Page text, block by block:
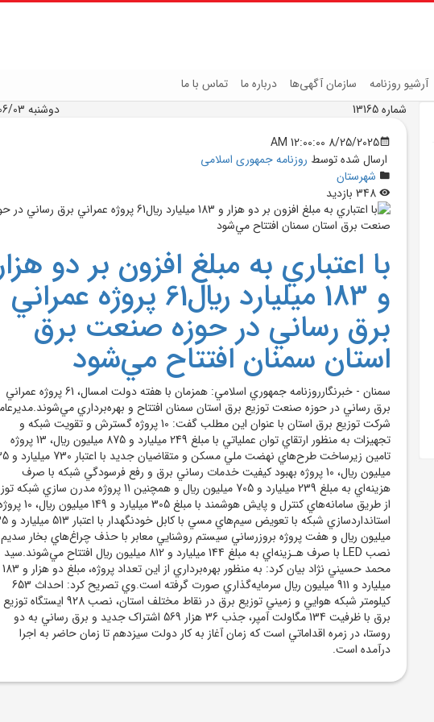
آرشیو روزنامه سازمان آگهی‌ها درباره ما تماس با ما
شماره 13165
دوشنبه 1404/06/03
8/25/2025 12:00:00 AM
ارسال شده توسط روزنامه جمهوری اسلامی
شهرستان
با اعتباري به مبلغ افزون بر دو
و 183 ميليارد ريال61 پروژه عمراني
برق رساني در حوزه صنعت برق
استان سمنان افتتاح مي‌شود
سمنان - خبرنگارروزنامه جمهوري اسلامي: همزمان با هفته دولت امسال، 61 پروژه عمراني
برق رساني در حوزه صنعت توزيع برق استان سمنان افتتاح و بهره‌برداري
شرکت توزيع برق استان با عنوان اين مطلب گفت: 10 پروژه گسترش و تقويت شبکه و
تجهيزات به منظور ارتقاي توان عملياتي با مبلغ 249 ميليارد و 875 ميليون ريال، 13 پروژه
تامين زيرساخت طرح‌هاي
ميليون ريال، 10 پروژه بهبود کيفيت خدمات رساني برق و رفع فرسودگي شبکه با صرف
هزينه‌اي به مبلغ 239 ميليارد و 705 ميليون ريال و همچنين 11 پروژه مدرن سازي
از طريق سامانه‌هاي کنترل و پايش هوشمند با مبلغ 305 ميليارد و 149
استانداردسازي شبکه با
ميليون ريال و هفت پروژه بروزرساني سيستم روشنايي معابر با حذف چراغ‌هاي بخار
نصب LED با صرف هـزينه‌اي به مبلغ 144 ميليارد و 812 ميليون ريال افتتاح مي‌شوند.سيد
محمد حسيني نژاد بيان کرد: به منظور بهره‌برداري از اين تعداد پروژه، مبلغ دو هزار و 183
ميليارد و 911 ميليون ريال سرمايه‌گذاري صورت گرفته است.وي تصريح کرد: احداث 653
کيلومتر شبکه هوايي و زميني توزيع برق در نقاط مختلف استان، نصب 928 ايستگاه توزيع
برق با ظرفيت 134 مگاولت آمپر، جذب 36 هزار 569 اشتراک جديد و برق رساني به دو
روستا، در زمره اقداماتي است که زمان آغاز به کار دولت سيزدهم تا زمان حاضر به اجرا
درآمده است.